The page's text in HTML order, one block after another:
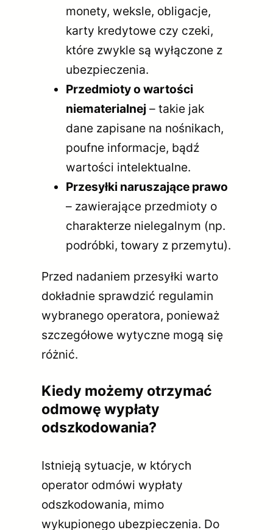
monety, weksle, obligacje,
karty kredytowe czy czeki,
które zwykle są wyłączone z
ubezpieczenia.
Przedmioty o wartości
niematerialnej – takie jak
dane zapisane na nośnikach,
poufne informacje, bądź
wartości intelektualne.
Przesyłki naruszające prawo
– zawierające przedmioty o
charakterze nielegalnym (np.
podróbki, towary z przemytu).
Przed nadaniem przesyłki warto
dokładnie sprawdzić regulamin
wybranego operatora, ponieważ
szczegółowe wytyczne mogą się
różnić.
Kiedy możemy otrzymać
odmowę wypłaty
odszkodowania?
Istnieją sytuacje, w których
operator odmówi wypłaty
odszkodowania, mimo
wykupionego ubezpieczenia. Do